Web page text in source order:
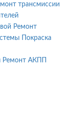
трансмиссии
Ремонт
Покраска
Ремонт АКПП